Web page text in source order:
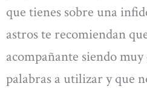
que tienes sobre una
astros te recomiendan
acompañante siendo
palabras a utilizar y que